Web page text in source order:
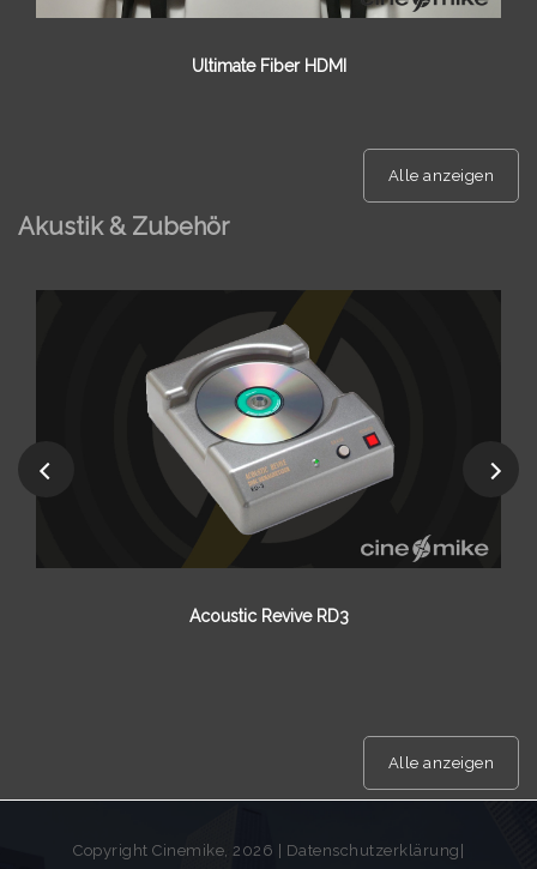
Audioquest
Alle anzeigen
Akustik & Zubehör
Acoustic Manufacture
Alle anzeigen
Copyright Cinemike, 2026 | Datenschutzerklärung